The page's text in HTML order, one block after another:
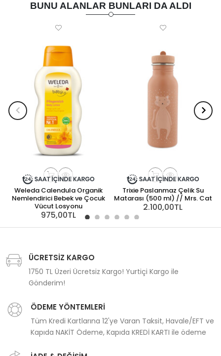
BUNU ALANLAR BUNLARI DA ALDI
Weleda Calendula Organik
Nemlendirici Bebek ve Çocuk
Vücut Losyonu
975,00TL
Trixie Paslanmaz Çelik Su
Matarası (500 ml) // Mrs. Cat
2.100,00TL
ÜCRETSİZ KARGO
1750 TL Üzeri Ücretsiz Kargo! Yurtiçi Kargo ile
Gönderim!
ÖDEME YÖNTEMLERİ
Tüm Kredi Kartlarına 12'ye Varan Taksit, Havale/EFT ve
Kapıda NAKİT Ödeme, Kapıda KREDİ KARTI ile ödeme